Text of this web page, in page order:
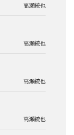
高瀬統也
高瀬統也
高瀬統也
高瀬統也